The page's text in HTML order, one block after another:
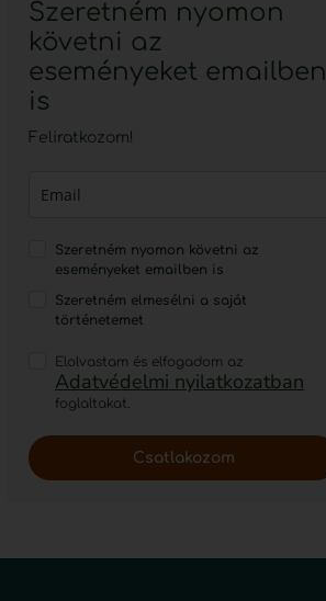
Szeretném nyomon
követni az
eseményeket emailben
is
Feliratkozom!
Szeretném nyomon követni az
eseményeket emailben is
Szeretném elmesélni a saját
történetemet
Elolvastam és elfogadom az
Adatvédelmi nyilatkozatban
foglaltakat.
Csatlakozom